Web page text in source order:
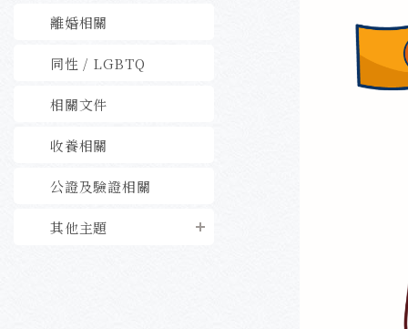
離婚相關
同性 / LGBTQ
相關文件
收養相關
公證及驗證相關
其他主題